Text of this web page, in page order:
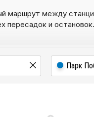
маршрут между
пересадок и остановок.